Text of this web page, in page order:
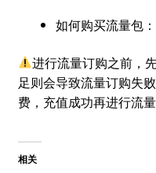
如何购买流量包
进行流量订购之前，
足则会导致流量订购失
费，充值成功再进行流量
相关